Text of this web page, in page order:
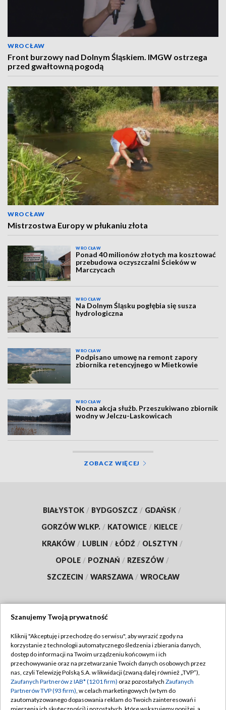
WROCŁAW
Front burzowy nad Dolnym Śląskiem. IMGW ostrzega
przed gwałtowną pogodą
WROCŁAW
Mistrzostwa Europy w płukaniu złota
WROCŁAW
Ponad 40 milionów złotych ma kosztować
przebudowa oczyszczalni Ścieków w
Marczycach
WROCŁAW
Na Dolnym Śląsku pogłębia się susza
hydrologiczna
WROCŁAW
Podpisano umowę na remont zapory
zbiornika retencyjnego w Mietkowie
WROCŁAW
Nocna akcja służb. Przeszukiwano zbiornik
wodny w Jelczu-Laskowicach
ZOBACZ WIĘCEJ
BIAŁYSTOK / BYDGOSZCZ / GDAŃSK /
GORZÓW WLKP. / KATOWICE / KIELCE /
KRAKÓW / LUBLIN / ŁÓDŹ / OLSZTYN /
OPOLE / POZNAŃ / RZESZÓW /
SZCZECIN / WARSZAWA / WROCŁAW
TVP
Abonament TVP
Emisja w TVP
Centrum informacji TVP
Regulamin TVP
Polityka prywatności
Moje zgody
Szanujemy Twoją prywatność
Kliknij "Akceptuję i przechodzę do serwisu", aby wyrazić zgody na
korzystanie z technologii automatycznego śledzenia i zbierania danych,
dostęp do informacji na Twoim urządzeniu końcowym i ich
przechowywanie oraz na przetwarzanie Twoich danych osobowych przez
nas, czyli Telewizję Polską S.A. w likwidacji (zwaną dalej również „TVP”),
Zaufanych Partnerów z IAB* (1201 firm) oraz pozostałych Zaufanych
Partnerów TVP (93 firm), w celach marketingowych (w tym do
zautomatyzowanego dopasowania reklam do Twoich zainteresowań i